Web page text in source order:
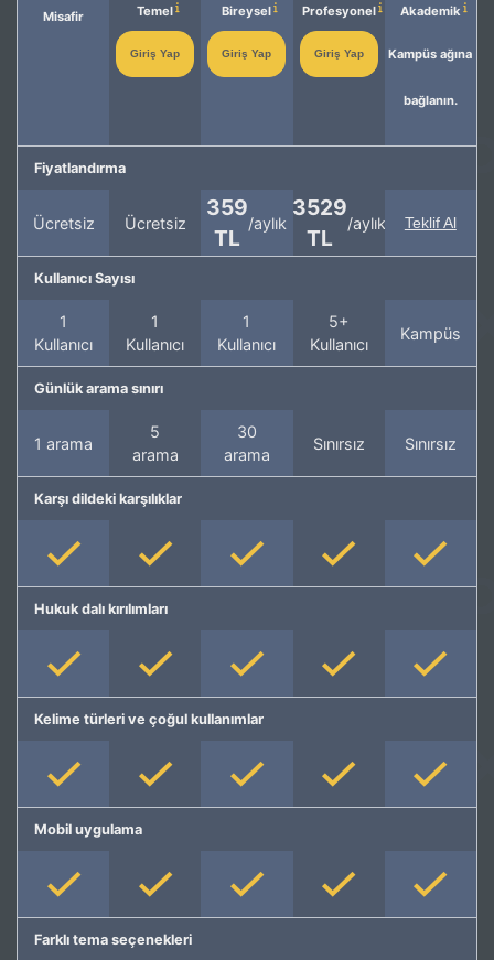
Misafir Temel
Giriş Yap
Bireysel
Giriş Yap
Profesyonel
Giriş Yap
Akademik
Kampüs ağına
bağlanın.
Fiyatlandırma
Ücretsiz Ücretsiz
359
TL
/aylık
3529
TL
/aylık Teklif Al
Kullanıcı Sayısı
1
Kullanıcı
1
Kullanıcı
1
Kullanıcı
5+
Kullanıcı
Kampüs
Günlük arama sınırı
1 arama
5
arama
30
arama
Sınırsız Sınırsız
Karşı dildeki karşılıklar
Hukuk dalı kırılımları
Kelime türleri ve çoğul kullanımlar
Mobil uygulama
Farklı tema seçenekleri